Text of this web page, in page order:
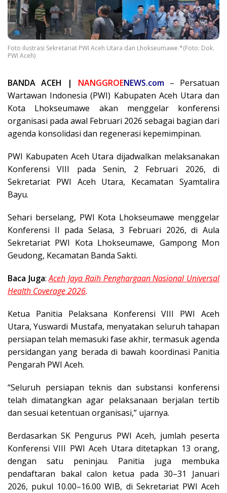
Foto ilustrasi Sekretariat PWI Aceh Utara dan Lhokseumawe.*(Foto: Dok.
PWI Aceh)
BANDA ACEH | NANGGROENEWS.com – Persatuan
Wartawan Indonesia (PWI) Kabupaten Aceh Utara dan
Kota Lhokseumawe akan menggelar konferensi
organisasi pada awal Februari 2026 sebagai bagian dari
agenda konsolidasi dan regenerasi kepemimpinan.
PWI Kabupaten Aceh Utara dijadwalkan melaksanakan
Konferensi VIII pada Senin, 2 Februari 2026, di
Sekretariat PWI Aceh Utara, Kecamatan Syamtalira
Bayu.
Sehari berselang, PWI Kota Lhokseumawe menggelar
Konferensi II pada Selasa, 3 Februari 2026, di Aula
Sekretariat PWI Kota Lhokseumawe, Gampong Mon
Geudong, Kecamatan Banda Sakti.
Baca Juga:Aceh Jaya Raih Penghargaan Nasional Universal
Health Coverage 2026.
‎Ketua Panitia Pelaksana Konferensi VIII PWI Aceh
Utara, Yuswardi Mustafa, menyatakan seluruh tahapan
persiapan telah memasuki fase akhir, termasuk agenda
persidangan yang berada di bawah koordinasi Panitia
Pengarah PWI Aceh.
‎“Seluruh persiapan teknis dan substansi konferensi
telah dimatangkan agar pelaksanaan berjalan tertib
dan sesuai ketentuan organisasi,” ujarnya.
‎Berdasarkan SK Pengurus PWI Aceh, jumlah peserta
Konferensi VIII PWI Aceh Utara ditetapkan 13 orang,
dengan satu peninjau. Panitia juga membuka
pendaftaran bakal calon ketua pada 30–31 Januari
2026, pukul 10.00–16.00 WIB, di Sekretariat PWI Aceh